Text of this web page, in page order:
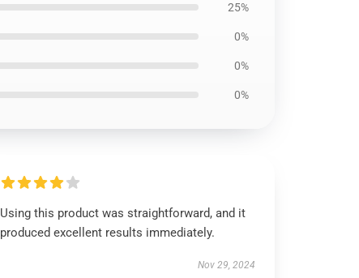
25%
0%
0%
0%
Using this product was straightforward, and it
produced excellent results immediately.
Nov 29, 2024